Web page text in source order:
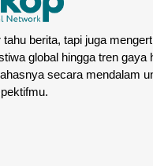
berita, tapi juga
global hingga tren gaya
secara mendalam